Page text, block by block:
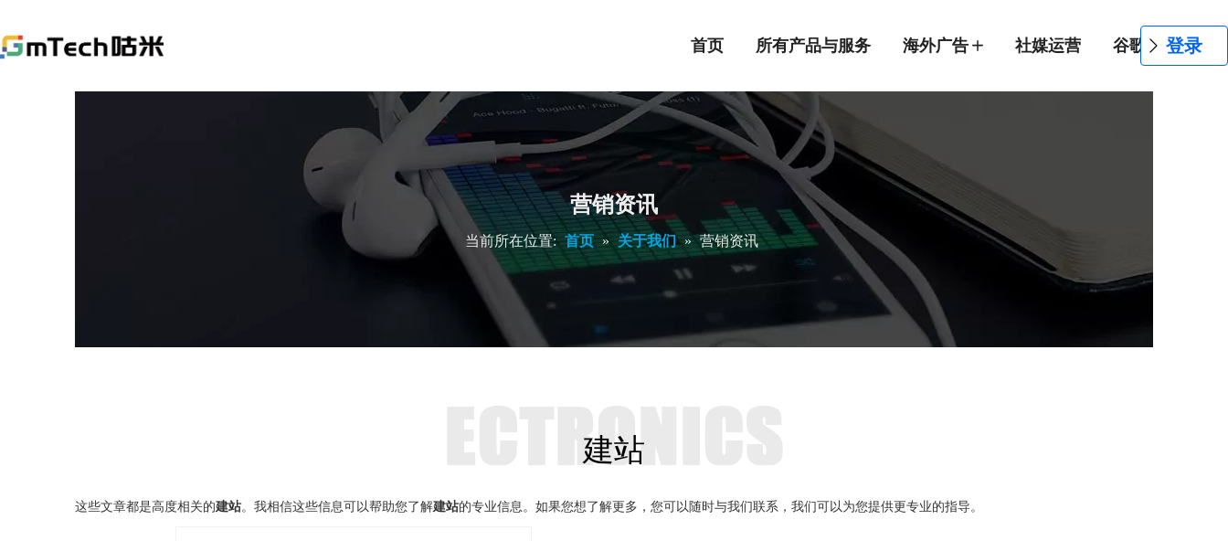
首页 所有产品与服务 海外广告 社媒运营 谷歌SEO登录
营销资讯
当前所在位置: 首页 » 关于我们 » 营销资讯
建站
这些文章都是高度相关的建站。我相信这些信息可以帮助您了解建站的专业信息。如果您想了解更多，您可以随时与我们联系，我们可以为您提供更专业的指导。